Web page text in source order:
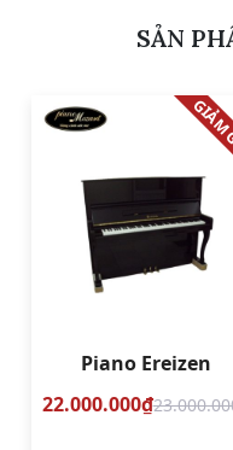
SẢN
Piano Ereizen
22.000.000₫